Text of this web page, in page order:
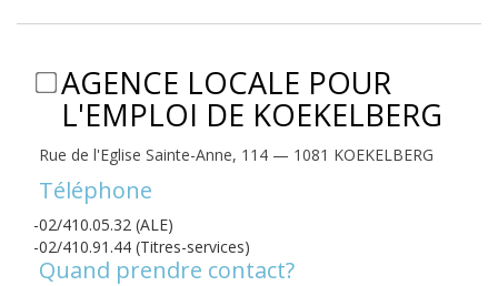
AGENCE LOCALE POUR
L'EMPLOI DE KOEKELBERG
Rue de l'Eglise Sainte-Anne, 114 — 1081 KOEKELBERG
Téléphone
02/410.05.32 (ALE)
02/410.91.44 (Titres-services)
Quand prendre contact?